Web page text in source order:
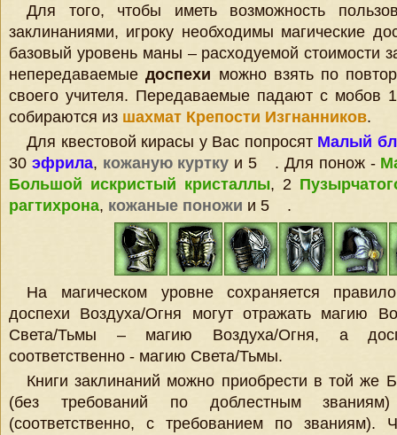
Для того, чтобы иметь возможность
заклинаниями, игроку необходимы магические
базовый уровень маны – расходуемой стоимости
непередаваемыедоспехи можно взять по
своего учителя. Передаваемые падают с мобов
собираются из шахмат Крепости Изгнанников.
Для квестовой кирасы у Вас попросят Малый
30 эфрила, кожаную куртку и 5 . Для понож -
Большой искристый кристаллы, 2
рагтихрона, кожаные поножи и 5 .
На магическом уровне сохраняется
доспехи Воздуха/Огня могут отражать магию
Света/Тьмы – магию Воздуха/Огня, а
соответственно - магию Света/Тьмы.
Книги заклинаний можно приобрести в той же
(без требований по доблестным
(соответственно, с требованием по званиям).